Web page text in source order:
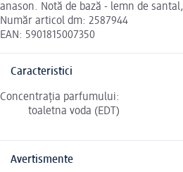
anason. Notă de bază - lemn de
Număr articol dm: 2587944
EAN: 5901815007350
Caracteristici
Concentrația parfumului:
toaletna voda (EDT)
Avertismente